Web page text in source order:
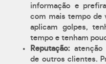
informação e
com mais tempo de
aplicam golpes,
tempo e tenham
Reputação: atenção
de outros clientes.